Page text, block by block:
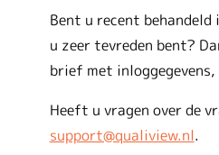
Bent u recent
u zeer tevreden bent?
brief met
Heeft u vragen over de
support@qualiview.nl.